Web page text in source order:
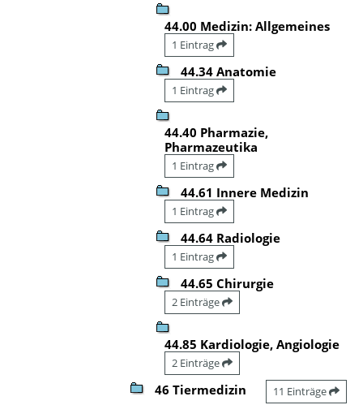
44.00 Medizin: Allgemeines
1 Eintrag
44.34 Anatomie
1 Eintrag
44.40 Pharmazie,
Pharmazeutika
1 Eintrag
44.61 Innere Medizin
1 Eintrag
44.64 Radiologie
1 Eintrag
44.65 Chirurgie
2 Einträge
44.85 Kardiologie, Angiologie
2 Einträge
46 Tiermedizin 11 Einträge